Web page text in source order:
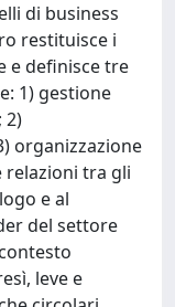
di business
restituisce i
e definisce tre
1) gestione
2)
organizzazione
relazioni tra gli
e al
del settore
leve e